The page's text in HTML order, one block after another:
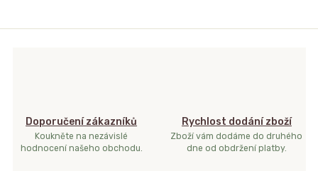
Doporučení zákazníků
Koukněte na nezávislé
hodnocení našeho obchodu.
Rychlost dodání zboží
Zboží vám dodáme do druhého
dne od obdržení platby.